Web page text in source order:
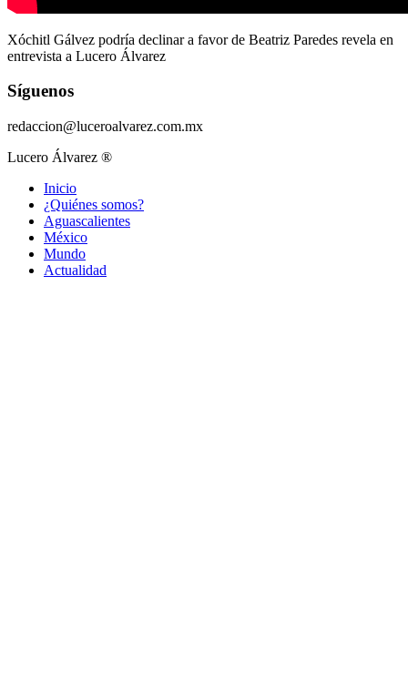
Xóchitl Gálvez podría declinar a favor de Beatriz Paredes revela en
entrevista a Lucero Álvarez
Síguenos
redaccion@luceroalvarez.com.mx
Lucero Álvarez ®
Inicio
¿Quiénes somos?
Aguascalientes
México
Mundo
Actualidad